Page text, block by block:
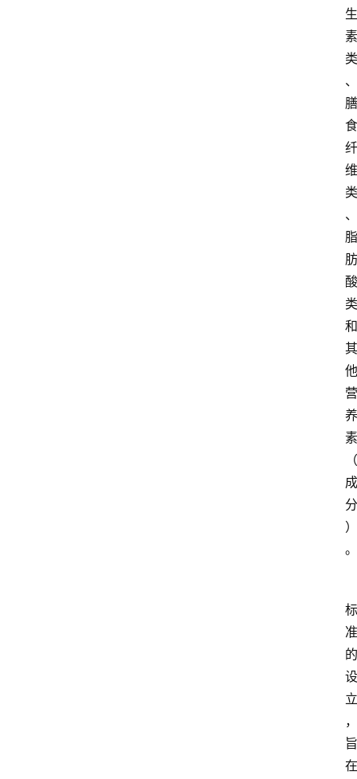
生
素
类
、
膳
食
纤
维
类
、
脂
肪
酸
类
和
其
他
营
养
素
（
成
分
）
。
标
准
的
设
立
，
旨
在